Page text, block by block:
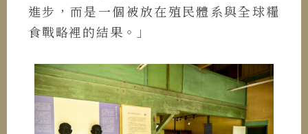
進步，而是一個被放在殖民體系與全球糧
食戰略裡的結果。」